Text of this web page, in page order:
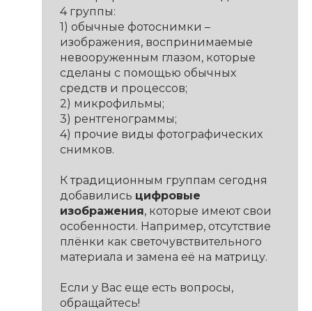
4 группы:
1) обычные фотоснимки –
изображения, воспринимаемые
невооруженным глазом, которые
сделаны с помощью обычных
средств и процессов;
2) микрофильмы;
3) рентгенограммы;
4) прочие виды фотографических
снимков.
К традиционным группам сегодня
добавились цифровые
изображения, которые имеют свои
особенности. Например, отсутствие
плёнки как светочувствительного
материала и замена её на матрицу.
Если у Вас еще есть вопросы,
обращайтесь!